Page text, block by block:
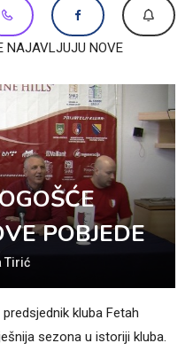
NAJAVLJUJU NOVE
POBJEDE
Tirić
kluba Fetah
sezona u istoriji kluba.